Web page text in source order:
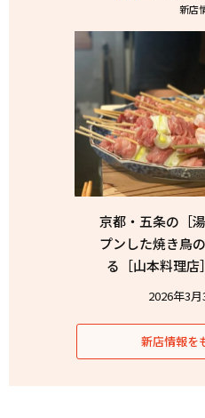
新店
京都・五条の［
プンした焼き鳥
る［山本料理店
2026年3
新店情報を